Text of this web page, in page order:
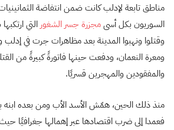
مناطق تابعة لإدلب كانت ضمن انتفاضة
السوريون بكل أسىمجزرة جسر الشغور التي
وقتلوا ونهبوا المدينة بعد مظاهرات جرت في
ومعرة النعمان، ودفعت حينها فاتورةً كبيرةً من
والمفقودين والمهجرين قسريًا.
منذ ذلك الحين، همّش الأسد الأب ومن بعده ابنه
فعمدا إلى ضرب اقتصادها عبر إهمالها جغرافيًا